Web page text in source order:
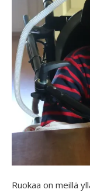
Ruokaa on meillä